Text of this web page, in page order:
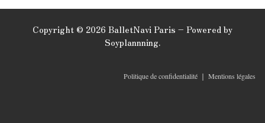
Copyright © 2026 BalletNavi Paris – Powered by
Soyplannning.
Politique de confidentialité ｜ Mentions légales